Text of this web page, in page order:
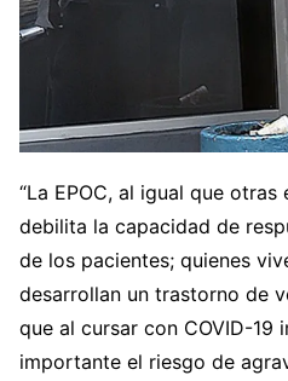
“La EPOC, al igual que
debilita la capacidad de
de los pacientes; quienes
desarrollan un trastorno de
que al cursar con COVID-19
importante el riesgo de